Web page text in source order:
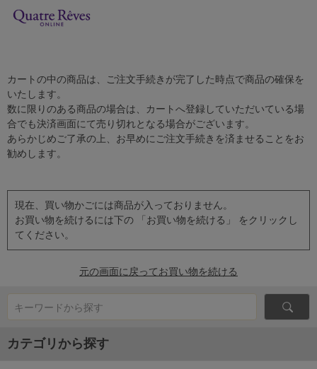
カートの中の商品は、ご注文手続きが完了した時点で商品の確保を
いたします。
数に限りのある商品の場合は、カートへ登録していただいている場
合でも決済画面にて売り切れとなる場合がございます。
あらかじめご了承の上、お早めにご注文手続きを済ませることをお
勧めします。
現在、買い物かごには商品が入っておりません。
お買い物を続けるには下の 「お買い物を続ける」 をクリックし
てください。
元の画面に戻ってお買い物を続ける
キーワードから探す
カテゴリから探す